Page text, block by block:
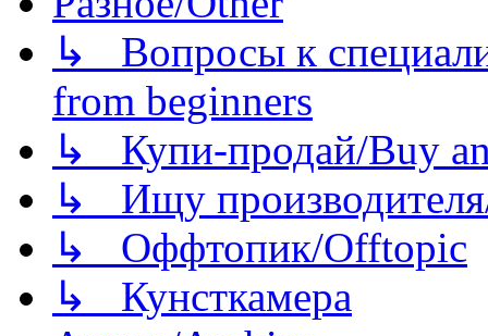
↳ Вопросы к
from beginners
↳ Купи-продай/Buy
↳ Ищу
↳ Оффтопик/Offtopic
↳ Кунсткамера